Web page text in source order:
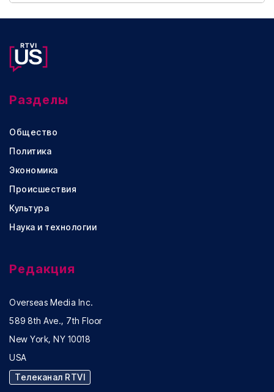
Разделы
Общество
Политика
Экономика
Происшествия
Культура
Наука и технологии
Редакция
Overseas Media Inc.
589 8th Ave., 7th Floor
New York, NY 10018
USA
Телеканал RTVI